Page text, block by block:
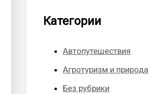
Категории
Автопутешествия
Агротуризм и природа
Без рубрики